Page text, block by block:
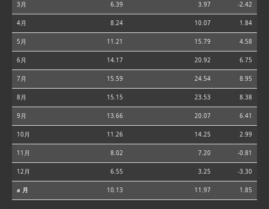
3月 6.39 3.97 -2.42
4月 8.24 10.07 1.84
5月 11.21 15.79 4.58
6月 14.17 20.92 6.75
7月 15.59 24.54 8.95
8月 15.15 23.53 8.38
9月 13.66 20.07 6.41
10月 11.26 14.25 2.99
11月 8.02 7.20 -0.81
12月 6.55 3.25 -3.30
⌀ 月 10.13 11.97 1.85